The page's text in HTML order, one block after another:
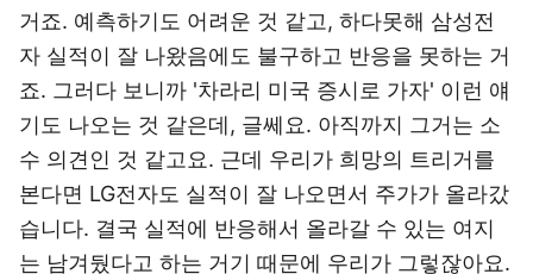
거죠. 예측하기도 어려운 것 같고, 하다못해 삼성전
자 실적이 잘 나왔음에도 불구하고 반응을 못하는 거
죠. 그러다 보니까 '차라리 미국 증시로 가자' 이런 얘
기도 나오는 것 같은데, 글쎄요. 아직까지 그거는 소
수 의견인 것 같고요. 근데 우리가 희망의 트리거를
본다면 LG전자도 실적이 잘 나오면서 주가가 올라갔
습니다. 결국 실적에 반응해서 올라갈 수 있는 여지
는 남겨뒀다고 하는 거기 때문에 우리가 그렇잖아요.